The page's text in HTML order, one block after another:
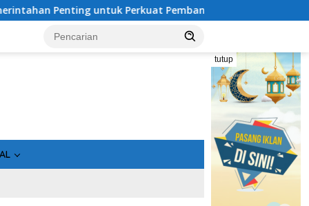
untuk Perkuat Pembangunan Desa
tutup